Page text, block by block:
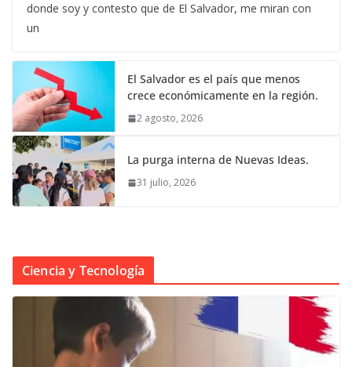
donde soy y contesto que de El Salvador, me miran con
un
El Salvador es el país que menos
crece económicamente en la región.
2 agosto, 2026
La purga interna de Nuevas Ideas.
31 julio, 2026
Ciencia y Tecnología